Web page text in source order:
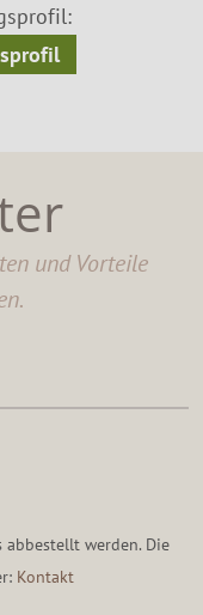
und Vorteile
werden. Die
Kontakt